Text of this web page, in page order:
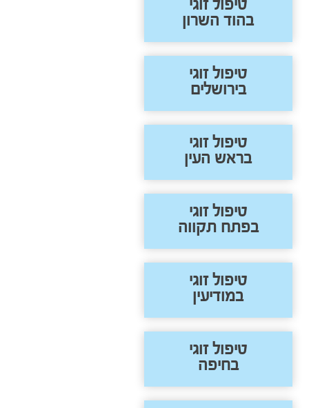
טיפול זוגי
בהוד השרון
טיפול זוגי
בירושלים
טיפול זוגי
בראש העין
טיפול זוגי
בפתח תקווה
טיפול זוגי
במודיעין
טיפול זוגי
בחיפה